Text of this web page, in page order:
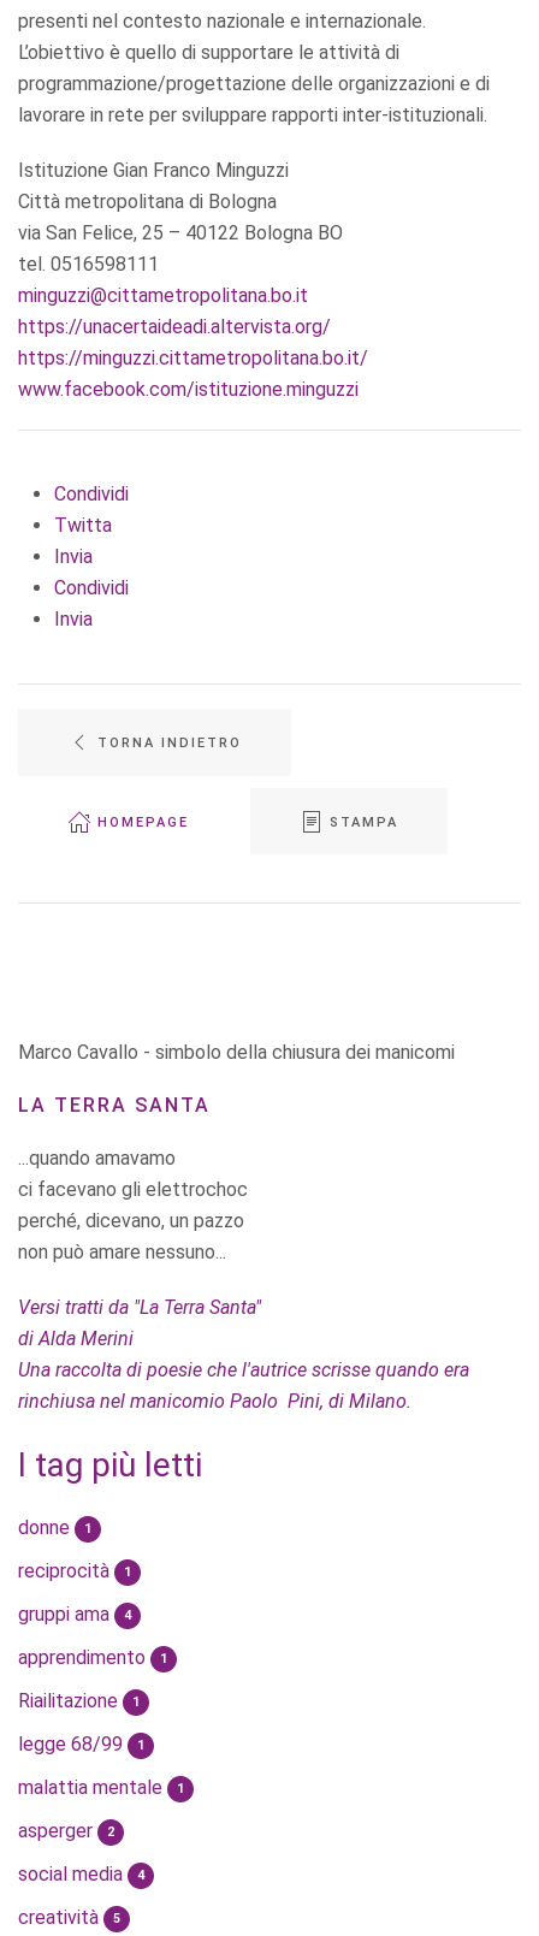
presenti nel contesto nazionale e internazionale.
L’obiettivo è quello di supportare le attività di
programmazione/progettazione delle organizzazioni e di
lavorare in rete per sviluppare rapporti inter-istituzionali.
Istituzione Gian Franco Minguzzi
Città metropolitana di Bologna
via San Felice, 25 – 40122 Bologna BO
tel. 0516598111
minguzzi@cittametropolitana.bo.it
https://unacertaideadi.altervista.org/
https://minguzzi.cittametropolitana.bo.it/
www.facebook.com/istituzione.minguzzi
Condividi
Twitta
Invia
Condividi
Invia
TORNA INDIETRO
HOMEPAGE STAMPA
Marco Cavallo - simbolo della chiusura dei manicomi
LA TERRA SANTA
...quando amavamo
ci facevano gli elettrochoc
perché, dicevano, un pazzo
non può amare nessuno...
Versi tratti da "La Terra Santa"
di Alda Merini
Una raccolta di poesie che l'autrice scrisse quando era
rinchiusa nel manicomio Paolo Pini, di Milano.
I tag più letti
donne 1
reciprocità 1
gruppi ama 4
apprendimento 1
Riailitazione 1
legge 68/99 1
malattia mentale 1
asperger 2
social media 4
creatività 5